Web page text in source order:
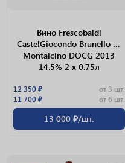
Вино Frescobaldi
CastelGiocondo Brunello Di
Montalcino DOCG 2013
14.5% 2 х 0.75л
12 350 ₽
от 3 шт.
11 700 ₽
от 6 шт.
13 000 ₽/шт.